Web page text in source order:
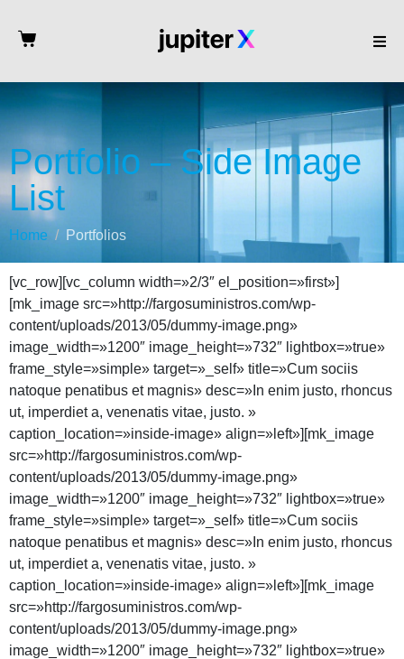
Portfolio – Side Image
List
Home Portfolios
[vc_row][vc_column width=»2/3″ el_position=»first»]
[mk_image src=»http://fargosuministros.com/wp-
content/uploads/2013/05/dummy-image.png»
image_width=»1200″ image_height=»732″ lightbox=»true»
frame_style=»simple» target=»_self» title=»Cum sociis
natoque penatibus et magnis» desc=»In enim justo, rhoncus
ut, imperdiet a, venenatis vitae, justo. »
caption_location=»inside-image» align=»left»][mk_image
src=»http://fargosuministros.com/wp-
content/uploads/2013/05/dummy-image.png»
image_width=»1200″ image_height=»732″ lightbox=»true»
frame_style=»simple» target=»_self» title=»Cum sociis
natoque penatibus et magnis» desc=»In enim justo, rhoncus
ut, imperdiet a, venenatis vitae, justo. »
caption_location=»inside-image» align=»left»][mk_image
src=»http://fargosuministros.com/wp-
content/uploads/2013/05/dummy-image.png»
image_width=»1200″ image_height=»732″ lightbox=»true»